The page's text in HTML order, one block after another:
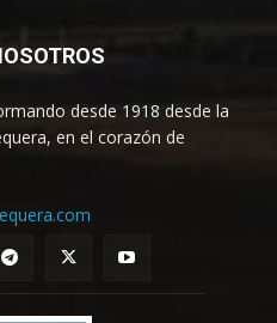
desde 1918 desde la
en el corazón de